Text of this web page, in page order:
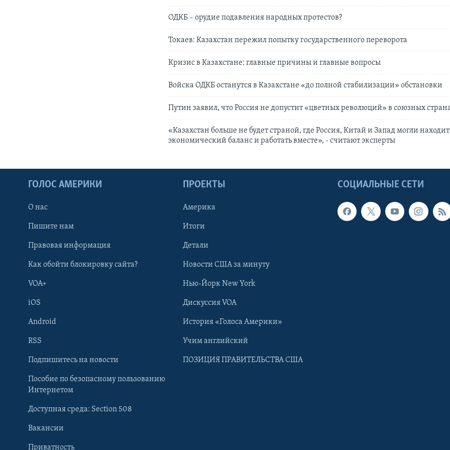
Learning English
ОДКБ – орудие подавления народных протестов?
Токаев: Казахстан пережил попытку государственного переворота
Кризис в Казахстане: главные причины и главные вопросы
Войска ОДКБ останутся в Казахстане «до полной стабилизации» обстановки
Путин заявил, что Россия не допустит «цветных революций» в союзных
«Казахстан больше не будет страной, где Россия, Китай и Запад могли
экономический баланс и работать вместе», - считают эксперты
СОЦИАЛЬНЫЕ СЕТИ
ГОЛОС АМЕРИКИ
О нас
Пишите нам
Правовая информация
Как обойти блокировку сайта?
VOA+
iOS
Android
RSS
Подпишитесь на новости
Пособие по безопасному пользованию
Интернетом
Доступная среда: Section 508
Вакансии
Приватность
ПРОЕКТЫ
Америка
Итоги
Детали
Новости США за минуту
Нью-Йорк New York
Дискуссия VOA
История «Голоса Америки»
Учим английский
ПОЗИЦИЯ ПРАВИТЕЛЬСТВА США